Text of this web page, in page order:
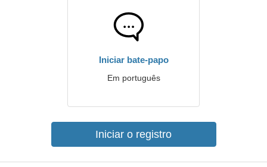
Iniciar bate-papo
Em português
Iniciar o registro